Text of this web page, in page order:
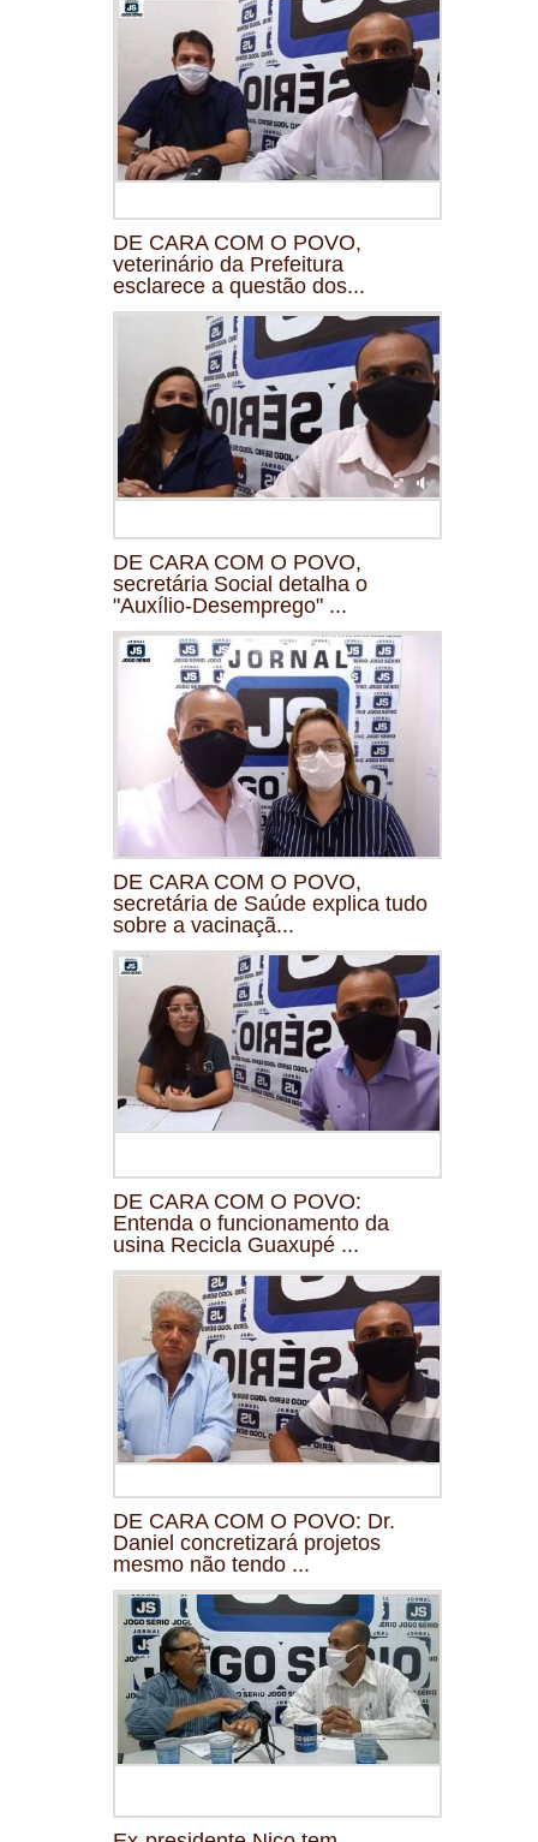
DE CARA COM O POVO,
veterinário da Prefeitura
esclarece a questão dos...
DE CARA COM O POVO,
secretária Social detalha o
"Auxílio-Desemprego" ...
DE CARA COM O POVO,
secretária de Saúde explica tudo
sobre a vacinaçã...
DE CARA COM O POVO:
Entenda o funcionamento da
usina Recicla Guaxupé ...
DE CARA COM O POVO: Dr.
Daniel concretizará projetos
mesmo não tendo ...